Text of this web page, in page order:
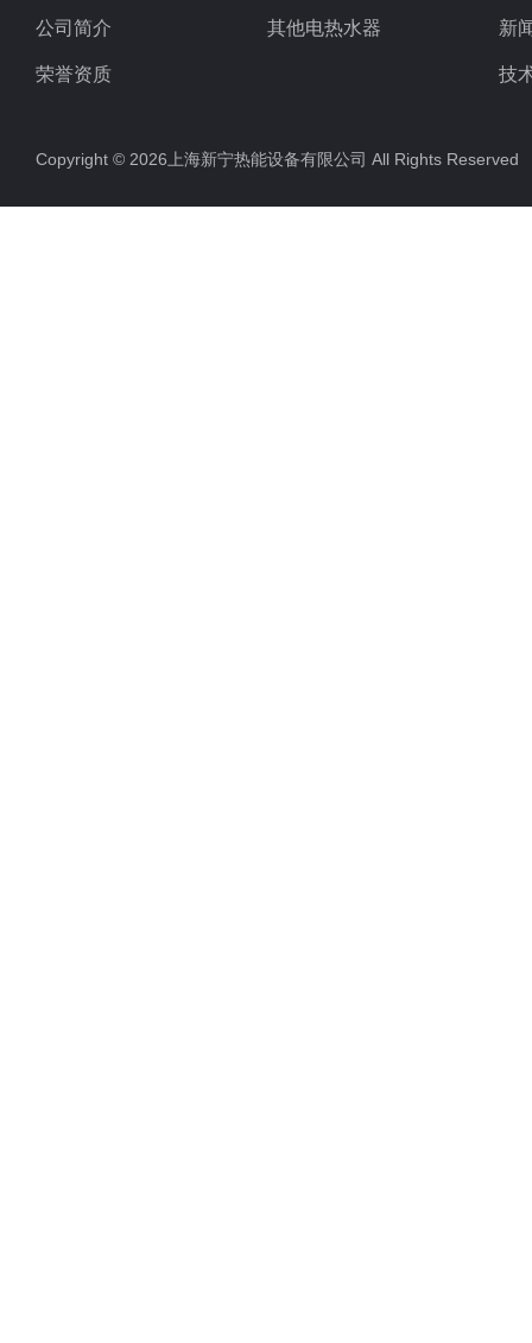
公司简介
荣誉资质
其他电热水器 新
技
Copyright © 2026上海新宁热能设备有限公司 All Rights